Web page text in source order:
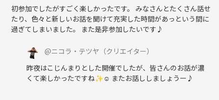
に渡されたのは水木しげるの妖怪図鑑。
7年間、フランスとドイツに在住経験がありその間も不思議体験を何度
か経験。
ている怪談ジャンキー。
No 怪談 No Life.
2026年、怪談を聞きに行く場はあるけど自分達の体験や好きな怪談につ
いて考察し合うワークショップ的な機会を作りたいと「怪談を語る会」
初参加でしたがすごく楽しかったです。 みなさんとたくさん話せ
たり、色々と新しいお話を聞けて充実した時間があっという間に
過ぎてしまいました。 また是非参加したいです♪
@ニコラ・テツヤ （クリエイター）
昨夜はこじんまりとした開催でしたが、皆さんのお話が濃
くて楽しかったですね✨☺️ またお話ししましょうー♪